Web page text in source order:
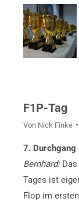
F1P-Tag
Von Nick Finke
7. Durchgang
Bernhard:Das
Tages ist
Flop im